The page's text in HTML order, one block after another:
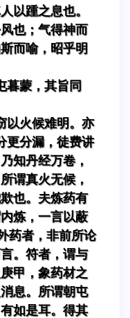
以踵之息也。
也；气得神而
而喻，昭乎明
暮蒙，其旨同
以火候难明。亦
更分漏，徒费讲
知丹经万卷，
谓真火无候，
也。夫炼药有
炼，一言以蔽
药者，非前所论
。符者，谓与
甲，象药材之
息。所谓朝屯
如是耳。得其